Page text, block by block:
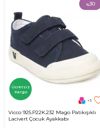
%30
Ücretsiz
Kargo
+3
Vicco 925.P22K.232 Mago Patikışıklı
Lacivert Çocuk Ayakkabı